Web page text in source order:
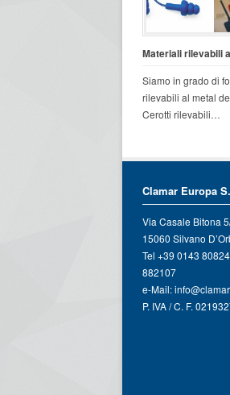
Materiali rilevabili
Siamo in grado di
rilevabili al metal
Cerotti rilevabili…
Clamar Europa
Via Casale Bitona
15060 Silvano
Tel +39 0143
882107
e-Mail:
P. IVA / C. F.